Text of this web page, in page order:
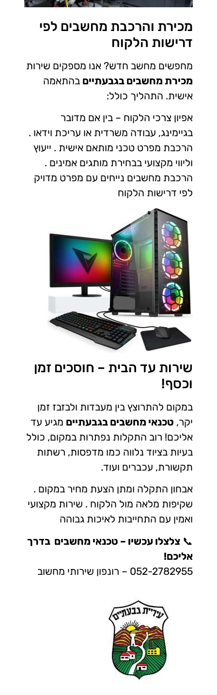
מכירת והרכבת מחשבים לפי
דרישות הלקוח
מחפשים מחשב חדש? אנו מספקים שירות
מכירת מחשבים בגבעתיים בהתאמה
אישית. התהליך כולל:
אפיון צרכי הלקוח – בין אם מדובר
בגיימינג, עבודה משרדית או עריכת וידאו .
הרכבת מפרט טכני מותאם אישית . ייעוץ
וליווי מקצועי בבחירת מותגים אמינים .
הרכבת מחשבים נייחים עם מפרט מדויק
לפי דרישות הלקוח
שירות עד הבית – חוסכים זמן
וכסף!
במקום להתרוצץ בין מעבדות ולבזבז זמן
יקר, טכנאי מחשבים בגבעתיים מגיע עד
אליכם! רוב התקלות נפתרות במקום, כולל
בעיות בציוד נלווה כמו מדפסות, רשתות
תקשורת, עכברים ועוד.
אבחון התקלה ומתן הצעת מחיר במקום .
שקיפות מלאה מול הלקוח . שירות מקצועי
ואמין עם התחייבות לאיכות גבוהה
📞 צלצלו עכשיו – טכנאי מחשבים בדרך
אליכם!
052-2782955 – רונפון שירותי מחשוב